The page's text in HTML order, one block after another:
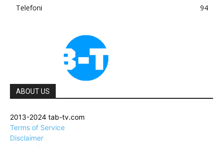
Telefoni
94
ABOUT US
2013-2024 tab-tv.com
Terms of Service
Disclaimer